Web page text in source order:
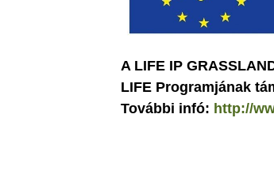
A LIFE IP
LIFE Programjának
További infó: http://